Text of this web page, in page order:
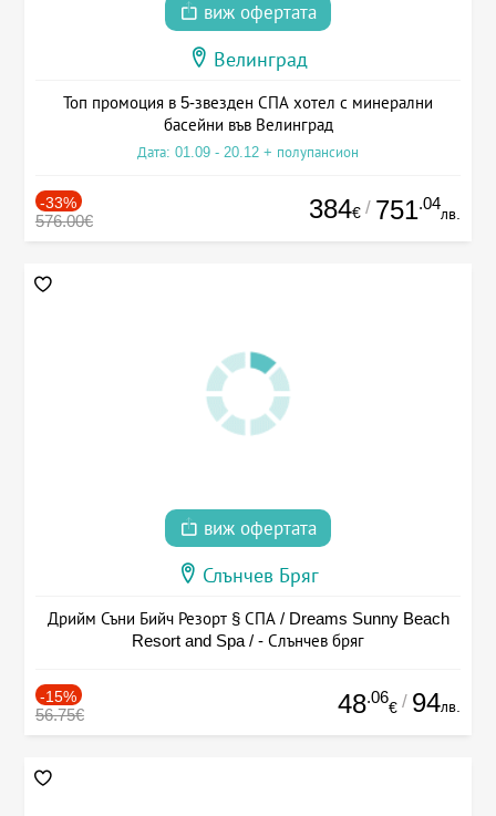
виж офертата
Велинград
Топ промоция в 5-звезден СПА хотел с минерални
басейни във Велинград
Дата: 01.09 - 20.12 + полупансион
-33%
576.00€ 384€ / 751.04
лв.
виж офертата
Слънчев Бряг
Дрийм Съни Бийч Резорт § СПА / Dreams Sunny Beach
Resort and Spa / - Слънчев бряг
-15%
56.75€ 48.06
€ / 94лв.